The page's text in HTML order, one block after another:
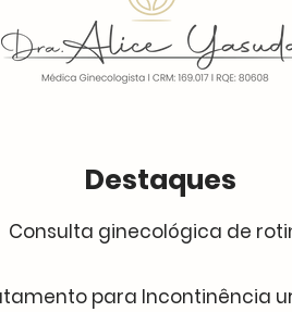
Destaques
Consulta ginecológica de
para Incontinência